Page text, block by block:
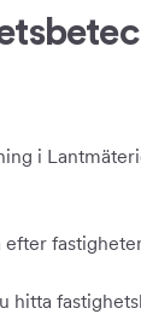
i
efter
hitta